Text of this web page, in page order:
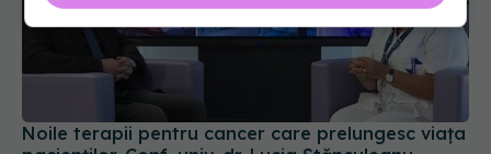
Noile terapii pentru cancer care prelungesc viața
pacienților. Conf. univ. dr. Lucia Stănculeanu
explică